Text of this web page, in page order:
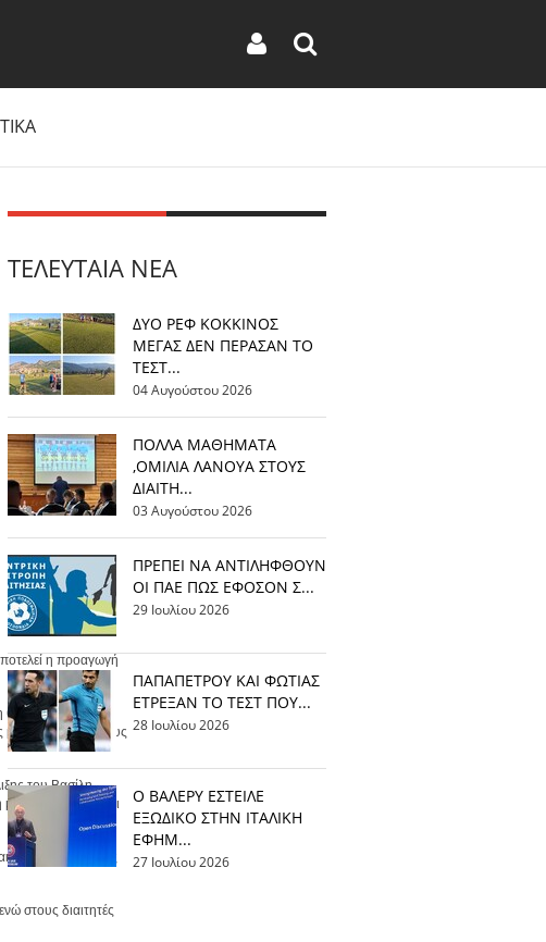
η προαγωγή
τον διαιτητή
τέσσερις νέους
του Βασίλη
της να φτάνει
στους πίνακες της
στους διαιτητές
ΤΕΛΕΥΤΑΊΑ ΝΈΑ
ΔΥΟ ΡΕΦ ΚΟΚΚΙΝΟΣ
ΜΕΓΑΣ ΔΕΝ ΠΕΡΑΣΑΝ ΤΟ
ΤΕΣΤ...
04 Αυγούστου 2026
ΠΟΛΛΑ ΜΑΘΗΜΑΤΑ
,ΟΜΙΛΙΑ ΛΑΝΟΥΑ ΣΤΟΥΣ
ΔΙΑΙΤΗ...
03 Αυγούστου 2026
ΠΡΕΠΕΙ ΝΑ ΑΝΤΙΛΗΦΘΟΥΝ
ΟΙ ΠΑΕ ΠΩΣ ΕΦΟΣΟΝ Σ...
29 Ιουλίου 2026
ΠΑΠΑΠΕΤΡΟΥ ΚΑΙ ΦΩΤΙΑΣ
ΕΤΡΕΞΑΝ ΤΟ ΤΕΣΤ ΠΟΥ...
28 Ιουλίου 2026
Ο ΒΑΛΕΡΥ ΕΣΤΕΙΛΕ
ΕΞΩΔΙΚΟ ΣΤΗΝ ΙΤΑΛΙΚΗ
ΕΦΗΜ...
27 Ιουλίου 2026